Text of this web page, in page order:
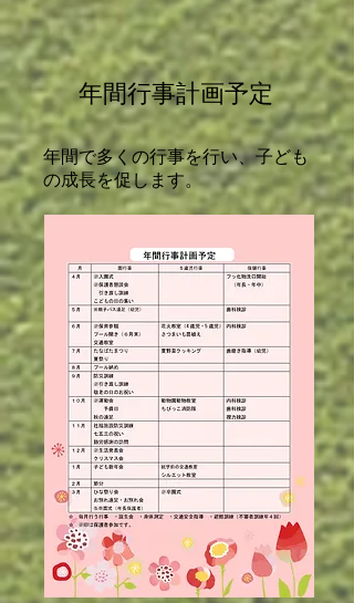
年間行事計画予定
​年間で多くの行事を行い、子ども
の成長を促します。